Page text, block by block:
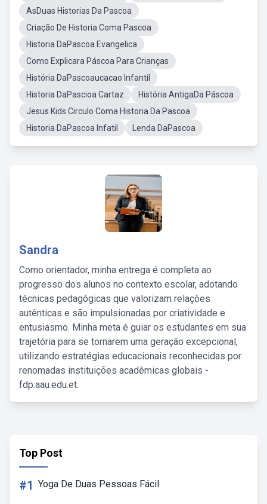
AsDuas Historias Da Pascoa
Criação De Historia Coma Pascoa
Historia DaPascoa Evangelica
Como Explicara Páscoa Para Crianças
História DaPascoaucacao Infantil
Historia DaPascioa Cartaz
História AntigaDa Páscoa
Jesus Kids Circulo Coma Historia Da Pascoa
Historia DaPascoa Infatil
Lenda DaPascoa
Sandra
Como orientador, minha entrega é completa ao
progresso dos alunos no contexto escolar, adotando
técnicas pedagógicas que valorizam relações
autênticas e são impulsionadas por criatividade e
entusiasmo. Minha meta é guiar os estudantes em sua
trajetória para se tornarem uma geração excepcional,
utilizando estratégias educacionais reconhecidas por
renomadas instituições acadêmicas globais -
fdp.aau.edu.et.
Top Post
#1 Yoga De Duas Pessoas Fácil